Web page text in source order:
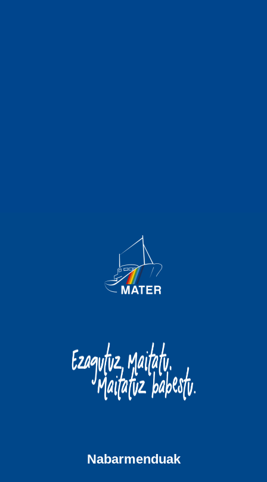
Nabarmenduak